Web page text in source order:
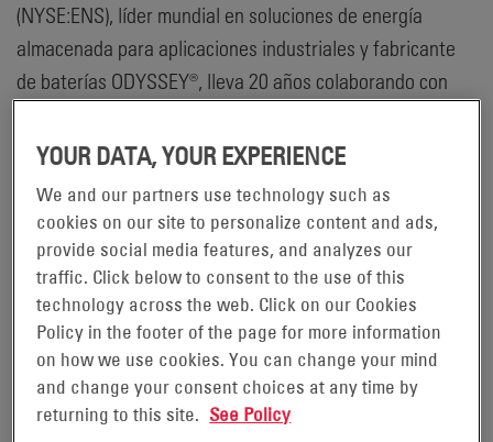
(NYSE:ENS), líder mundial en soluciones de energía
almacenada para aplicaciones industriales y fabricante
de baterías ODYSSEY®, lleva 20 años colaborando con
esponsorización, las baterías ODYSSEY® se instalan en
exhibición y carreras BIGFOOT® Monster Truck, es decir,
toda la flota de «camiones monstruo», tráileres y
vehículos de exhibición de la compañia.
«Este año, la batería ODYSSEY® celebra su 25
aniversario, pero también celebra el hito impresionante
de haber colaborado 20 años con BIGFOOT 4x4,», afirmó
Dave McMullen, Director Sénior de Marketing,
YOUR DATA, YOUR EXPERIENCE
We and our partners use technology such as
cookies on our site to personalize content and ads,
provide social media features, and analyzes our
traffic. Click below to consent to the use of this
technology across the web. Click on our Cookies
Policy in the footer of the page for more information
on how we use cookies. You can change your mind
and change your consent choices at any time by
returning to this site. See Policy